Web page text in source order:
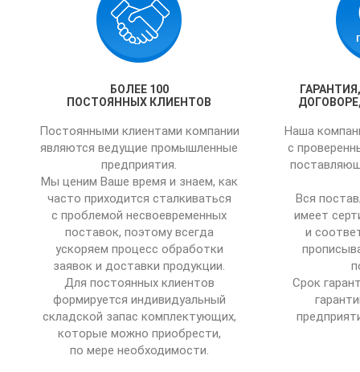
БОЛЕЕ 100
ПОСТОЯННЫХ КЛИЕНТОВ
Постоянными клиентами компании
являются ведущие промышленные
предприятия.
Мы ценим Ваше время и знаем, как
часто приходится сталкиваться
с проблемой несвоевременных
поставок, поэтому всегда
ускоряем процесс обработки
заявок и доставки продукции.
Для постоянных клиентов
формируется индивидуальный
складской запас комплектующих,
которые можно приобрести,
по мере необходимости.
Наша
с
Вся
имеет
и
Срок